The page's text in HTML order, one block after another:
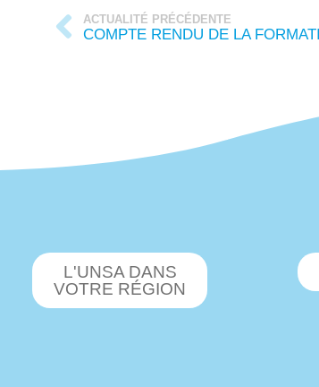
ACTUALITÉ PRÉCÉDENTE
L'UNSA DANS
VOTRE RÉGION